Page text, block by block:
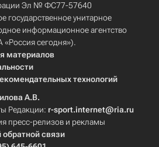
Эл № ФС77-57640
государственное унитарное
информационное агентство
сегодня»).
материалов
технологий
А.В.
Редакции: r-sport.internet@ria.ru
пресс-релизов и рекламы
связи